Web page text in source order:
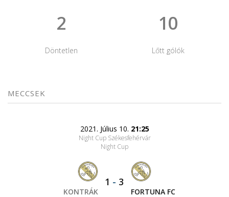
2
Döntetlen
10
Lőtt gólók
MECCSEK
2021. Július 10. 21:25
Night Cup Székesfehérvár
Night Cup
KONTRÁK
1 - 3
FORTUNA FC